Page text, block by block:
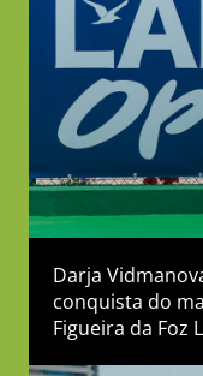
Darja
conquista do
Figueira da Foz